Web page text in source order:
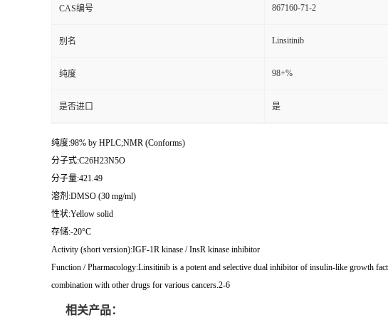
CAS编号 867160-71-2
别名 Linsitinib
纯度 98+%
是否进口 是
纯度:98% by HPLC;NMR (Conforms)
分子式:C26H23N5O
分子量:421.49
溶剂:DMSO (30 mg/ml)
性状:Yellow solid
存储:-20°C
Activity (short version):IGF-1R kinase / InsR kinase inhibitor
Function / Pharmacology:Linsitinib is a potent and selective dual inhibitor of insulin-like growth
combination with other drugs for various cancers.2-6
相关产品：